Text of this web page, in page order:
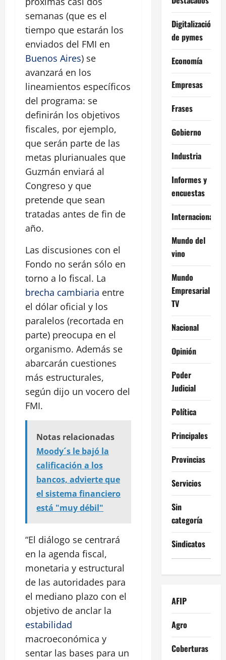
semanas (que es el
tiempo que estarán los
enviados del FMI en
Buenos Aires) se
avanzará en los
lineamientos específicos
del programa: se
definirán los objetivos
fiscales, por ejemplo,
que serán parte de las
metas plurianuales que
Guzmán enviará al
Congreso y que
pretende que sean
tratadas antes de fin de
año.
Las discusiones con el
Fondo no serán sólo en
torno a lo fiscal. La
brecha cambiaria entre
el dólar oficial y los
paralelos (recortada en
parte) preocupa en el
organismo. Además se
abarcarán cuestiones
más estructurales,
según dijo un vocero del
FMI.
Notas relacionadas
Moody´s le bajó la
calificación a los
bancos, advierte que
el sistema financiero
está "muy débil"
“El diálogo se centrará
en la agenda fiscal,
monetaria y estructural
de las autoridades para
el mediano plazo con el
objetivo de anclar la
estabilidad
macroeconómica y
sentar las bases para un
Digitalización
de pymes
Economía
Empresas
Frases
Gobierno
Industria
Informes y
encuestas
Internacional
Mundo del
vino
Mundo
Empresarial
TV
Nacional
Opinión
Poder
Judicial
Política
Principales
Provincias
Servicios
Sin
categoría
Sindicatos
AFIP
Agro
Coberturas